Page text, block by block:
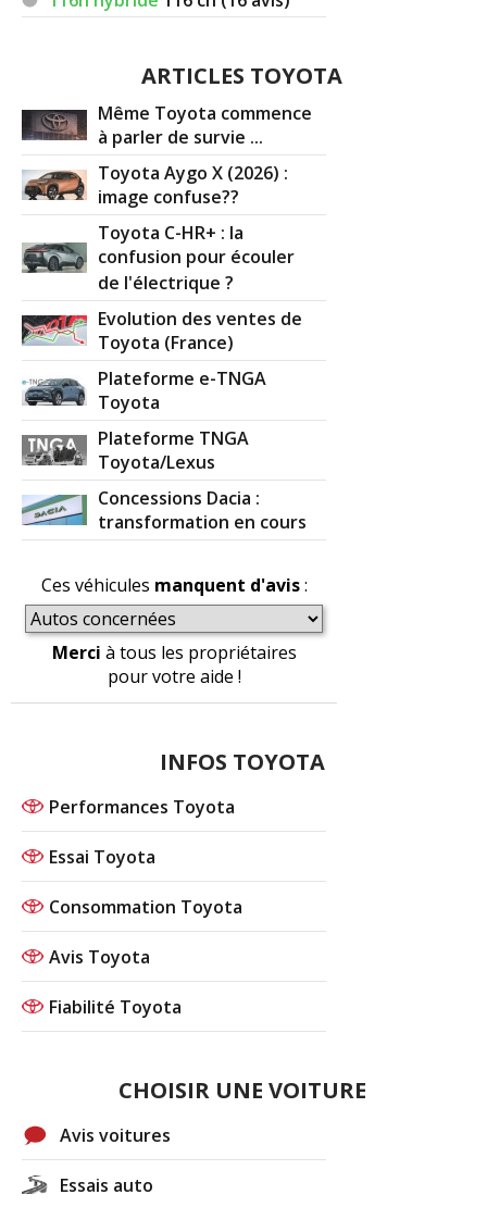
ARTICLES TOYOTA
Même Toyota commence
à parler de survie ...
Toyota Aygo X (2026) :
image confuse??
Toyota C-HR+ : la
confusion pour écouler
de l'électrique ?
Evolution des ventes de
Toyota (France)
Plateforme e-TNGA
Toyota
Plateforme TNGA
Toyota/Lexus
Concessions Dacia :
transformation en cours
Ces véhicules manquent d'avis:
Merci à tous les propriétaires
pour votre aide !
INFOS TOYOTA
Performances Toyota
Essai Toyota
Consommation Toyota
Avis Toyota
Fiabilité Toyota
CHOISIR UNE VOITURE
Avis voitures
Essais auto